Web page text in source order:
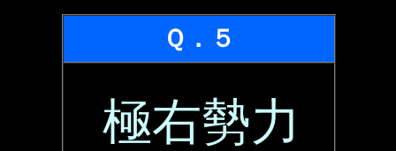
Ｑ．５
極右勢力